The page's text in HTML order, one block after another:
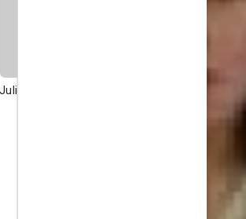
Julián Weich